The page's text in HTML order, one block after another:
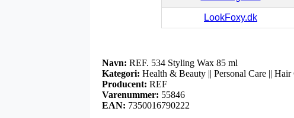
LookFoxy.dk
Navn: REF. 534 Styling Wax 85 ml
Kategori: Health & Beauty || Personal Care ||
Producent: REF
Varenummer: 55846
EAN: 7350016790222